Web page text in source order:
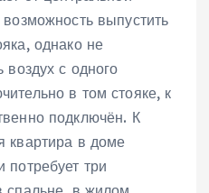
выпустить
однако не
воздух с одного
в том стояке, к
подключён. К
квартира в доме
потребует три